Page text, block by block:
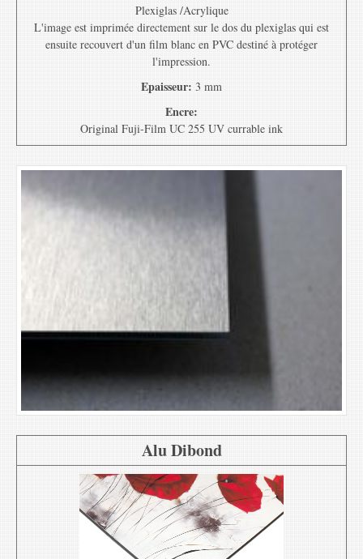
Plexiglas /Acrylique
L'image est imprimée directement sur le dos du plexiglas qui est
ensuite recouvert d'un film blanc en PVC destiné à protéger
l'impression.
Epaisseur: 3 mm
Encre:
Original Fuji-Film UC 255 UV currable ink
Alu Dibond